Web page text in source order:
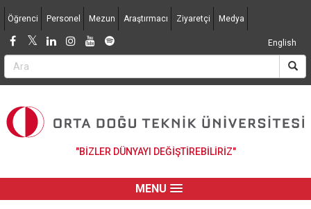
Jump to navigation
Öğrenci Personel Mezun Araştırmacı Ziyaretçi Medya
English
"BİZLER DÜNYAYI DEĞİŞTİREBİLİRİZ"
MENU